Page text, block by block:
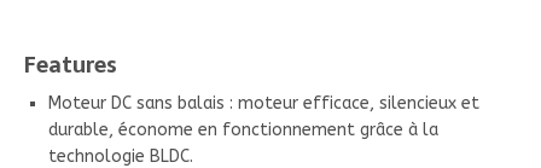
Features
Moteur DC sans balais : moteur efficace, silencieux et
durable, économe en fonctionnement grâce à la
technologie BLDC.